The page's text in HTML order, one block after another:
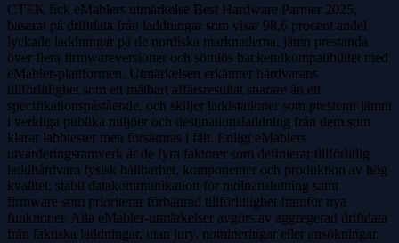
CTEK fick eMablers utmärkelse Best Hardware Partner 2025,
baserat på driftdata från laddningar som visar 98,6 procent andel
lyckade laddningar på de nordiska marknaderna, jämn prestanda
över flera firmwareversioner och sömlös backendkompatibilitet med
eMabler-plattformen. Utmärkelsen erkänner hårdvarans
tillförlitlighet som ett mätbart affärsresultat snarare än ett
specifikationspåstående, och skiljer laddstationer som presterar jämnt
i verkliga publika miljöer och destinationsladdning från dem som
klarar labbtester men försämras i fält. Enligt eMablers
utvärderingsramverk är de fyra faktorer som definierar tillförlitlig
laddhårdvara fysisk hållbarhet, komponenter och produktion av hög
kvalitet, stabil datakommunikation för molnanslutning samt
firmware som prioriterar förbättrad tillförlitlighet framför nya
funktioner. Alla eMabler-utmärkelser avgörs av aggregerad driftdata
från faktiska laddningar, utan jury, nomineringar eller ansökningar.